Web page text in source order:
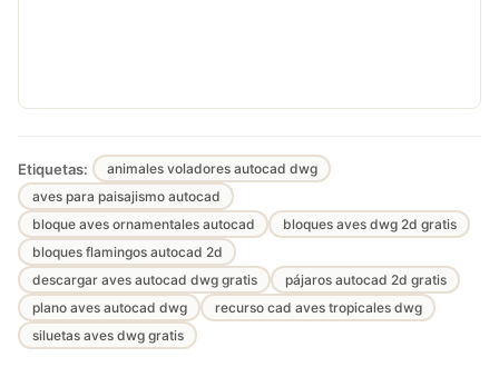
Etiquetas:
animales voladores autocad dwg
aves para paisajismo autocad
bloque aves ornamentales autocad
bloques aves dwg 2d gratis
bloques flamingos autocad 2d
descargar aves autocad dwg gratis
pájaros autocad 2d gratis
plano aves autocad dwg
recurso cad aves tropicales dwg
siluetas aves dwg gratis